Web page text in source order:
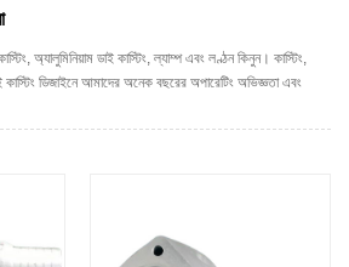
অ্যালুমিনিয়াম ডাই কাস্টিং, ল্যাম্প এবং লণ্ঠন কিনুন। কাস্টিং,
কাস্টিং ডিজাইনে আমাদের অনেক বছরের অপারেটিং অভিজ্ঞতা এবং